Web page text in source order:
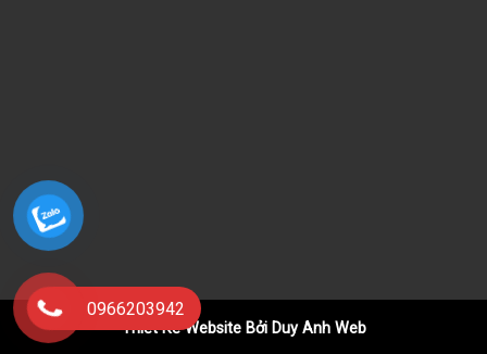
0966203942
Thiết Kế Website Bởi Duy Anh Web